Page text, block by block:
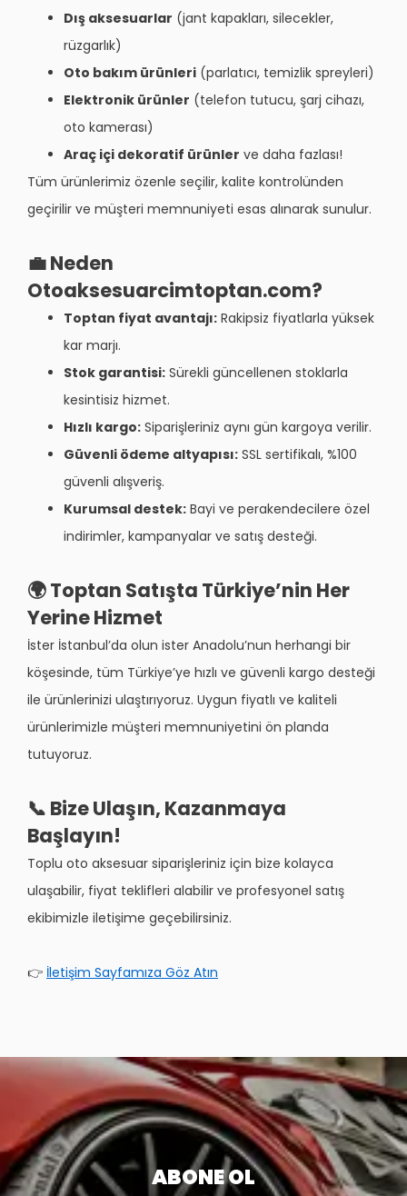
Dış aksesuarlar (jant kapakları, silecekler,
rüzgarlık)
Oto bakım ürünleri (parlatıcı, temizlik spreyleri)
Elektronik ürünler (telefon tutucu, şarj cihazı,
oto kamerası)
Araç içi dekoratif ürünler ve daha fazlası!
Tüm ürünlerimiz özenle seçilir, kalite kontrolünden
geçirilir ve müşteri memnuniyeti esas alınarak sunulur.
💼 Neden
Otoaksesuarcimtoptan.com?
Toptan fiyat avantajı: Rakipsiz fiyatlarla yüksek
kar marjı.
Stok garantisi: Sürekli güncellenen stoklarla
kesintisiz hizmet.
Hızlı kargo: Siparişleriniz aynı gün kargoya verilir.
Güvenli ödeme altyapısı: SSL sertifikalı, %100
güvenli alışveriş.
Kurumsal destek: Bayi ve perakendecilere özel
indirimler, kampanyalar ve satış desteği.
🌍 Toptan Satışta Türkiye’nin Her
Yerine Hizmet
İster İstanbul’da olun ister Anadolu’nun herhangi bir
köşesinde, tüm Türkiye’ye hızlı ve güvenli kargo desteği
ile ürünlerinizi ulaştırıyoruz. Uygun fiyatlı ve kaliteli
ürünlerimizle müşteri memnuniyetini ön planda
tutuyoruz.
📞 Bize Ulaşın, Kazanmaya
Başlayın!
Toplu oto aksesuar siparişleriniz için bize kolayca
ulaşabilir, fiyat teklifleri alabilir ve profesyonel satış
ekibimizle iletişime geçebilirsiniz.
👉 İletişim Sayfamıza Göz Atın
ABONE OL